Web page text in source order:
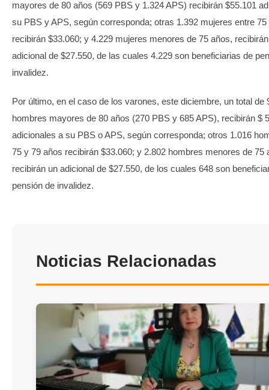
mayores de 80 años (569 PBS y 1.324 APS) recibirán $55.101
su PBS y APS, según corresponda; otras 1.392 mujeres entre
recibirán $33.060; y 4.229 mujeres menores de 75 años,
adicional de $27.550, de las cuales 4.229 son beneficiarias de
invalidez.
Por último, en el caso de los varones, este diciembre, un total de
hombres mayores de 80 años (270 PBS y 685 APS), recibirán $
adicionales a su PBS o APS, según corresponda; otros 1.016
75 y 79 años recibirán $33.060; y 2.802 hombres menores de 75
recibirán un adicional de $27.550, de los cuales 648 son
pensión de invalidez.
Noticias Relacionadas